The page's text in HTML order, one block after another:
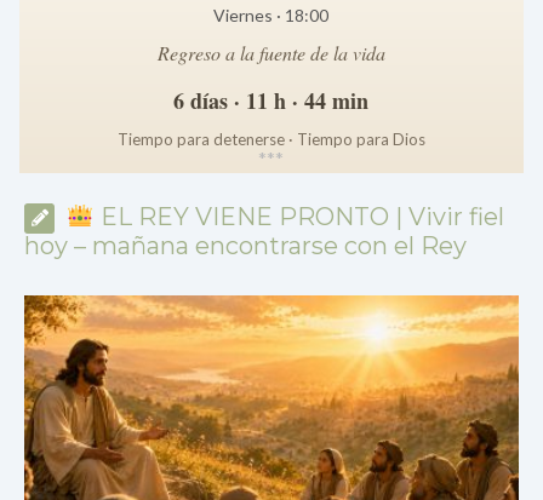
Viernes · 18:00
Regreso a la fuente de la vida
6 días · 11 h · 44 min
Tiempo para detenerse · Tiempo para Dios
***
EL REY VIENE PRONTO | Vivir fiel
hoy – mañana encontrarse con el Rey